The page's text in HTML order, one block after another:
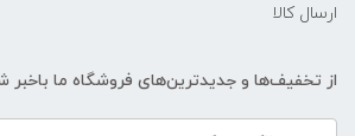
ارسال کالا
از تخفیف‌ها و جدیدترین‌های فروشگاه ما باخبر